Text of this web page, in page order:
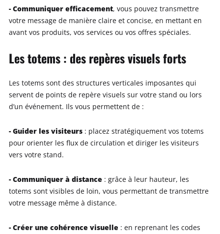
- Communiquer efficacement, vous pouvez transmettre
votre message de manière claire et concise, en mettant en
avant vos produits, vos services ou vos offres spéciales.
Les totems : des repères visuels forts
Les totems sont des structures verticales imposantes qui
servent de points de repère visuels sur votre stand ou lors
d’un événement. Ils vous permettent de :
- Guider les visiteurs: placez stratégiquement vos totems
pour orienter les flux de circulation et diriger les visiteurs
vers votre stand.
- Communiquer à distance : grâce à leur hauteur, les
totems sont visibles de loin, vous permettant de transmettre
votre message même à distance.
- Créer une cohérence visuelle : en reprenant les codes